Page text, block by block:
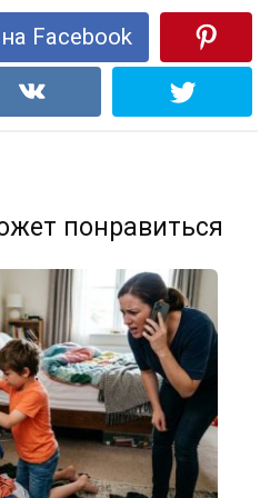
Facebook
понравиться